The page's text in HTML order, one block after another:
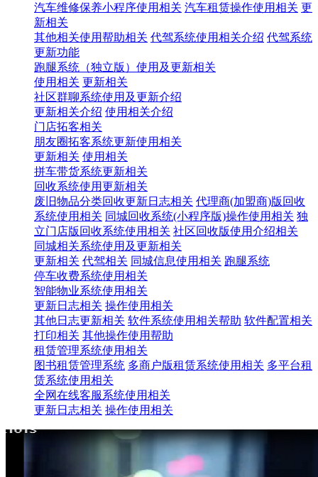
汽车维修保养小程序使用相关 汽车租赁操作使用相关 更
新相关
其他相关使用帮助相关 代驾系统使用相关介绍 代驾系统
更新功能
跑腿系统（独立版）使用及更新相关
使用相关 更新相关
社区群聊系统使用及更新介绍
更新相关介绍 使用相关介绍
门店拓客相关
朋友圈拓客系统更新使用相关
更新相关 使用相关
拼车带货系统更新相关
回收系统使用更新相关
废旧物品分类回收更新日志相关 代理商(加盟商)版回收
系统使用相关 同城回收系统(小程序版)操作使用相关 独
立门店版回收系统使用相关 社区回收版使用介绍相关
同城相关系统使用及更新相关
更新相关 代驾相关 同城信息使用相关 跑腿系统
停车收费系统使用相关
智能物业系统使用相关
更新日志相关 操作使用相关
其他日志更新相关 软件系统使用相关帮助 软件配置相关
打印相关 其他操作使用帮助
租赁管理系统使用相关
图书租赁管理系统 多商户版租赁系统使用相关 多平台租
赁系统使用相关
全网在线客服系统使用相关
更新日志相关 操作使用相关